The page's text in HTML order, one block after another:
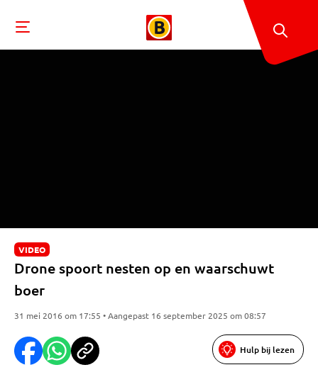
VIDEO
Drone spoort nesten op en waarschuwt
boer
31 mei 2016 om 17:55 • Aangepast 16 september 2025 om 08:57
Hulp bij lezen